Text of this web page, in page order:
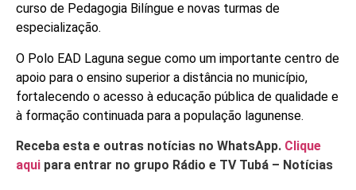
curso de Pedagogia Bilíngue e novas turmas de
especialização.
O Polo EAD Laguna segue como um importante centro de
apoio para o ensino superior a distância no município,
fortalecendo o acesso à educação pública de qualidade e
à formação continuada para a população lagunense.
Receba esta e outras notícias no WhatsApp. Clique
aqui para entrar no grupo Rádio e TV Tubá – Notícias